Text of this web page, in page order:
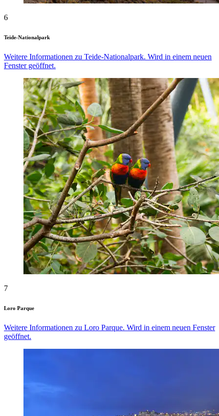
6
Teide-Nationalpark
Weitere Informationen zu Teide-Nationalpark. Wird in einem neuen
Fenster geöffnet.
7
Loro Parque
Weitere Informationen zu Loro Parque. Wird in einem neuen Fenster
geöffnet.